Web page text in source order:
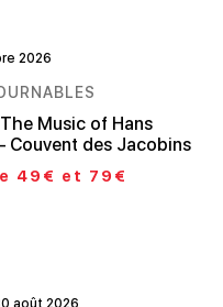
2026
Music of Hans
Couvent des Jacobins
49€ et 79€
août 2026